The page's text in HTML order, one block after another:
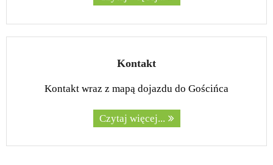
Kontakt
Kontakt wraz z mapą dojazdu do Gościńca
Czytaj więcej...